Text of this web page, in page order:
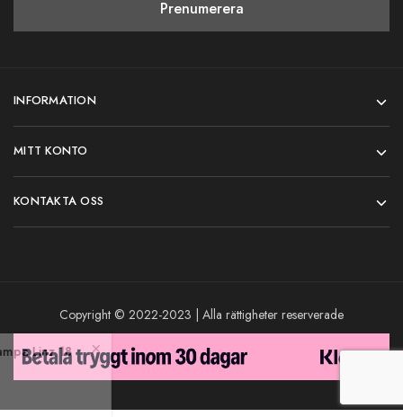
INFORMATION
MITT KONTO
KONTAKTA OSS
Copyright © 2022-2023 | Alla rättigheter reserverade
Taklampa Linz 18